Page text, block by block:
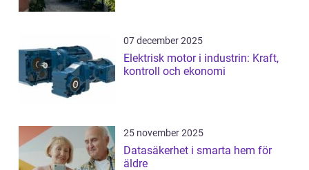
07 december 2025
Elektrisk motor i industrin: Kraft,
kontroll och ekonomi
25 november 2025
Datasäkerhet i smarta hem för
äldre